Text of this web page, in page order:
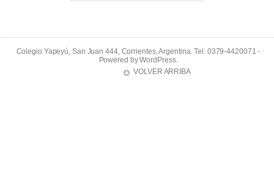
Colegio Yapeyú, San Juan 444, Corrientes, Argentina. Tel: 0379-4420071 -
Powered byWordPress.
VOLVER ARRIBA